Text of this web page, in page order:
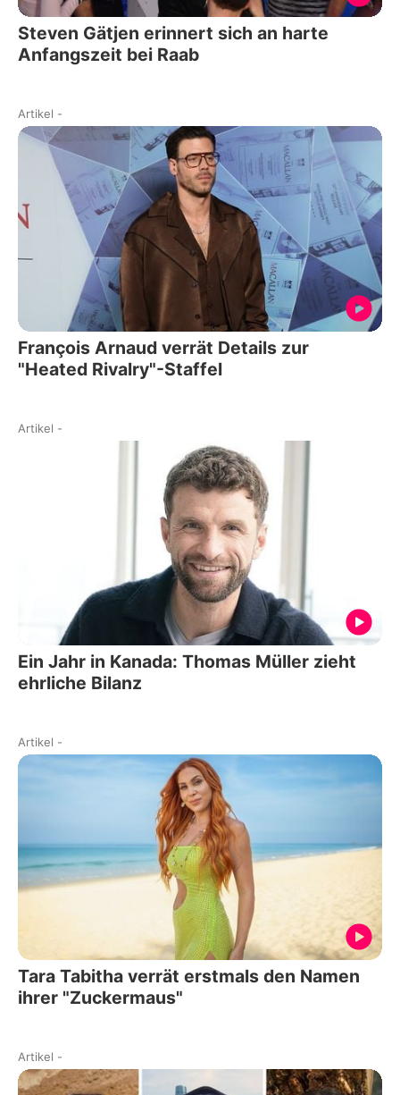
Steven Gätjen erinnert sich an harte
Anfangszeit bei Raab
Artikel -
François Arnaud verrät Details zur
"Heated Rivalry"-Staffel
Artikel -
Ein Jahr in Kanada: Thomas Müller zieht
ehrliche Bilanz
Artikel -
Tara Tabitha verrät erstmals den Namen
ihrer "Zuckermaus"
Artikel -